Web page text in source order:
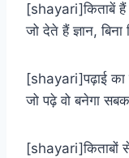
[shayari]किताबें
जो देते हैं ज्ञान,
[shayari]पढ़ाई का
जो पढ़े वो बनेगा
[shayari]किताबों